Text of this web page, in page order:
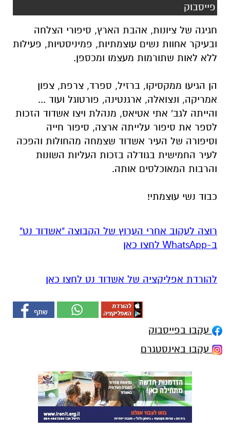
פייסבוק
חגיגה של ציונות, אהבת הארץ, סיפורי הצלחה
ובעיקר אחוות נשים עוצמתיות, פמיניסטיות, פעילות
ללא לאות שתורמות מעצמו ומכספן.
הן הגיעו ממקסיקו, ברזיל, ספרד, צרפת, צפון
אמריקה, ונצואלה, ארגנטינה, פורטוגל ועוד ...
והייתה לגב' אתי אטיאס, מנהלת ויצו אשדוד הזכות
לספר את סיפור עלייתה ארצה, סיפור חייה
וסיפורה של העיר אשדוד שצמחה מהחולות והפכה
לעיר החמישית בגודלה בזכות העליות השונות
והרבות המאוכלסים אותה.
כבוד נשי עוצמתי!
רוצה לעקוב אחרי הערוץ של הקבוצה "אשדוד נט"
ב-WhatsApp לחצו כאן
להורדת אפליקציה של אשדוד נט לחצו כאן
עקבו בפייסבוק
עקבו באינסטגרם